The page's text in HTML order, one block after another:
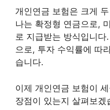
개인연금 보험은 크게
나는 확정형 연금으로,
로 지급받는 방식입니
으로, 투자 수익률에 따
습니다.
이제 개인연금 보험이
장점이 있는지 살펴보